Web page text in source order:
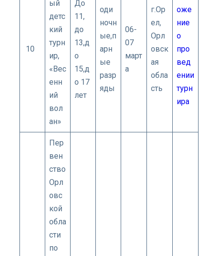
10
ый
детс
кий
турн
ир,
«Вес
енн
ий
вол
ан»
До
11,
до
13,д
о
15,д
о 17
лет
оди
ночн
ые,п
арн
ые
разр
яды
06-
07
март
а
г.Ор
ел,
Орл
овск
ая
обла
сть
оже
ние
о
про
вед
ении
турн
ира
Пер
вен
ство
Орл
овс
кой
обла
сти
по